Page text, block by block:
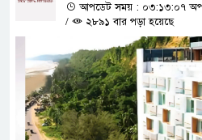
আপডেট সময় : ০৩:১৩:০৭
/
২৮৯১ বার পড়া হয়েছে